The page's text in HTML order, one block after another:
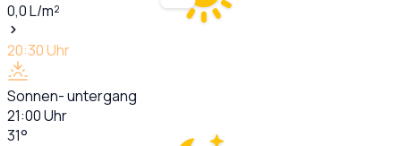
0,0L/m²
20:30Uhr
Sonnen- untergang
21:00Uhr
31°